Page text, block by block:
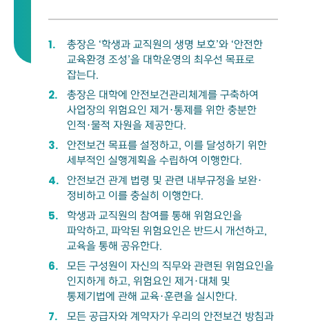
총장은 ‘학생과 교직원의 생명 보호’와 ‘안전한
교육환경 조성’을 대학운영의 최우선 목표로
잡는다.
총장은 대학에 안전보건관리체계를 구축하여
사업장의 위험요인 제거·통제를 위한 충분한
인적·물적 자원을 제공한다.
안전보건 목표를 설정하고, 이를 달성하기 위한
세부적인 실행계획을 수립하여 이행한다.
안전보건 관계 법령 및 관련 내부규정을 보완·
정비하고 이를 충실히 이행한다.
학생과 교직원의 참여를 통해 위험요인을
파악하고, 파악된 위험요인은 반드시 개선하고,
교육을 통해 공유한다.
모든 구성원이 자신의 직무와 관련된 위험요인을
인지하게 하고, 위험요인 제거·대체 및
통제기법에 관해 교육·훈련을 실시한다.
모든 공급자와 계약자가 우리의 안전보건 방침과